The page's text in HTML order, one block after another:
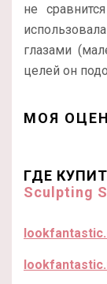
не
глазами
целей он
МОЯ
ГДЕ
Sculpting